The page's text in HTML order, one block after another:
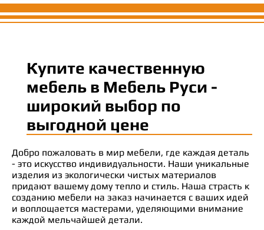
Купите качественную
мебель в Мебель Руси -
широкий выбор по
выгодной цене
Добро пожаловать в мир мебели, где каждая деталь
- это искусство индивидуальности. Наши уникальные
изделия из экологически чистых материалов
придают вашему дому тепло и стиль. Наша страсть к
созданию мебели на заказ начинается с ваших идей
и воплощается мастерами, уделяющими внимание
каждой мельчайшей детали.